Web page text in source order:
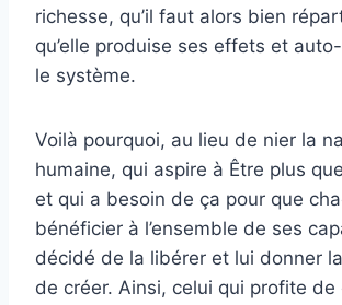
richesse, qu’il faut alors bien
qu’elle produise ses effets et
le système.
Voilà pourquoi, au lieu de nier la
humaine, qui aspire à Être plus
et qui a besoin de ça pour que
bénéficier à l’ensemble de ses
décidé de la libérer et lui donner
de créer. Ainsi, celui qui profite de